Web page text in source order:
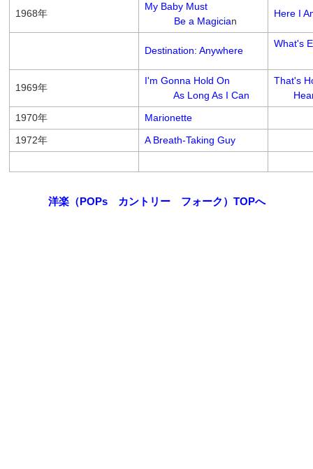
1968年
My Baby Must
Be a Magician
Here I
Destination: Anywhere
What's
1969年
I'm Gonna Hold On
As Long As I Can
That's
1970年
Marionette
1972年
A Breath-Taking Guy
洋楽（POPs カントリー フォーク）TOPへ